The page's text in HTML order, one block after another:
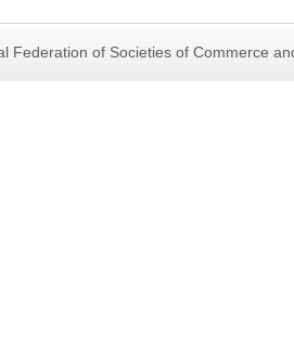
Federation of Societies of Commerce